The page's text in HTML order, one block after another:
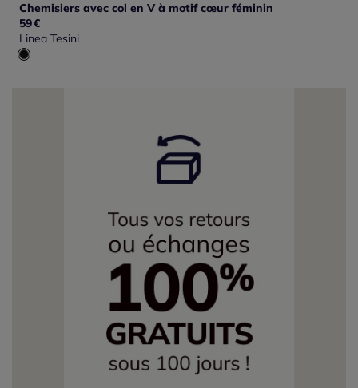
Chemisiers avec col en V à motif cœur féminin
59€
Linea Tesini